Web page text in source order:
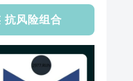
抗风险组合